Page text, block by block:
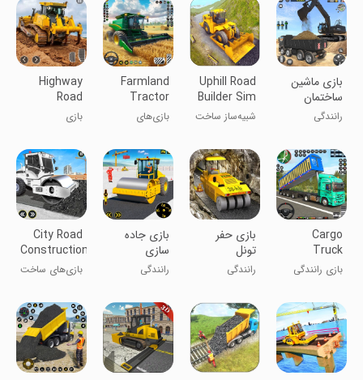
بازی ماشین
ساختمان
سازی | ماشین
سنگین
رانندگی
Uphill Road
Builder Sim
2019
شبیه‌ساز ساخت
۲۰۱۹
Farmland
Tractor
Farming
Games
بازی‌های
در زمین‌های
کشاورزی
Highway
Road
Construction
Game
بازی
جاده‌های بزرگراه
Cargo
Truck
Driving
Truck
بازی رانندگی
بازی حفر
تونل
رانندگی
بازی جاده
سازی
رانندگی
City Road
Construction
Games
بازی‌های ساخت